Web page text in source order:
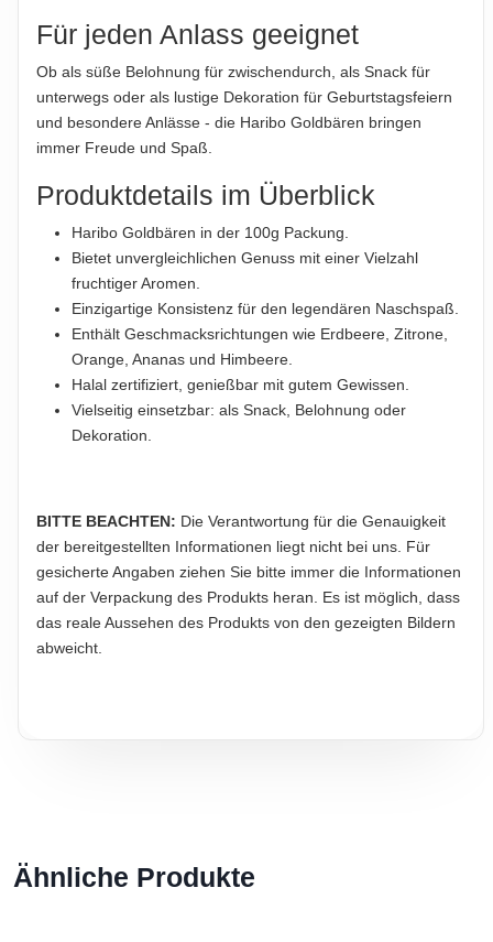
Deutschland
Hinweis zur Haftung: Für die vorstehenden Angaben wird keine Haftung
übernommen. Bitte prüfen Sie die Angaben auf der jeweiligen
Produktverpackung; nur diese sind verbindlich.
Für jeden Anlass geeignet
Ob als süße Belohnung für zwischendurch, als Snack für
unterwegs oder als lustige Dekoration für Geburtstagsfeiern
und besondere Anlässe - die Haribo Goldbären bringen
immer Freude und Spaß.
Produktdetails im Überblick
Haribo Goldbären in der 100g Packung.
Bietet unvergleichlichen Genuss mit einer Vielzahl
fruchtiger Aromen.
Einzigartige Konsistenz für den legendären Naschspaß.
Enthält Geschmacksrichtungen wie Erdbeere, Zitrone,
Orange, Ananas und Himbeere.
Halal zertifiziert, genießbar mit gutem Gewissen.
Vielseitig einsetzbar: als Snack, Belohnung oder
Dekoration.
BITTE BEACHTEN: Die Verantwortung für die Genauigkeit
der bereitgestellten Informationen liegt nicht bei uns. Für
gesicherte Angaben ziehen Sie bitte immer die Informationen
auf der Verpackung des Produkts heran. Es ist möglich, dass
das reale Aussehen des Produkts von den gezeigten Bildern
abweicht.
Ähnliche Produkte